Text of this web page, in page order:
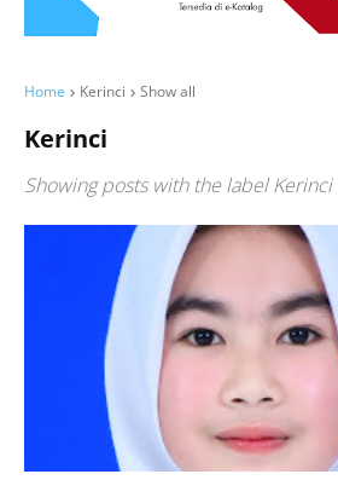
Home Kerinci Show all
Kerinci
Showing posts with the labelKerinci